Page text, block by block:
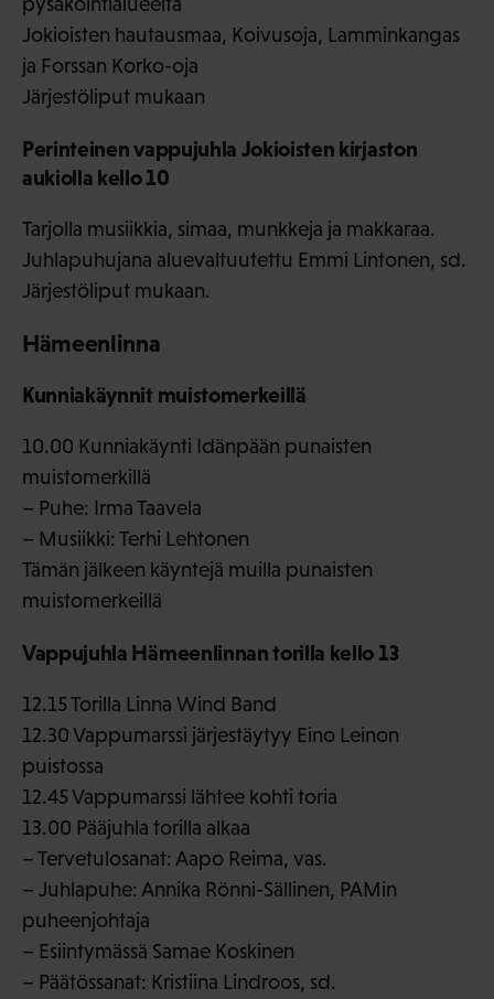
Jokioisten hautausmaa, Koivusoja, Lamminkangas
ja Forssan Korko-oja
Järjestöliput mukaan
Perinteinen vappujuhla Jokioisten kirjaston
aukiolla kello 10
Tarjolla musiikkia, simaa, munkkeja ja makkaraa.
Juhlapuhujana aluevaltuutettu Emmi Lintonen, sd.
Järjestöliput mukaan.
Hämeenlinna
Kunniakäynnit muistomerkeillä
10.00 Kunniakäynti Idänpään punaisten
muistomerkillä
– Puhe: Irma Taavela
– Musiikki: Terhi Lehtonen
Tämän jälkeen käyntejä muilla punaisten
muistomerkeillä
Vappujuhla Hämeenlinnan torilla kello 13
12.15 Torilla Linna Wind Band
12.30 Vappumarssi järjestäytyy Eino Leinon
puistossa
12.45 Vappumarssi lähtee kohti toria
13.00 Pääjuhla torilla alkaa
– Tervetulosanat: Aapo Reima, vas.
– Juhlapuhe: Annika Rönni-Sällinen, PAMin
puheenjohtaja
– Esiintymässä Samae Koskinen
– Päätössanat: Kristiina Lindroos, sd.